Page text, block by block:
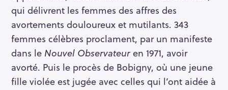
qui délivrent les femmes des affres des
avortements douloureux et mutilants. 343
femmes célèbres proclament, par un manifeste
dans le Nouvel Observateuren 1971, avoir
avorté. Puis le procès de Bobigny, où une jeune
fille violée est jugée avec celles qui l’ont aidée à